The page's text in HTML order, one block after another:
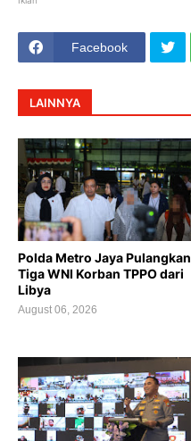
Facebook
LAINNYA
Polda Metro Jaya Pulangkan
Tiga WNI Korban TPPO dari
Libya
August 06, 2026